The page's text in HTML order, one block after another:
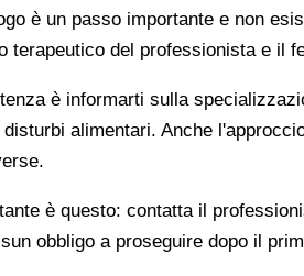
è un passo importante e non
terapeutico del professionista e il
è informarti sulla
alimentari. Anche
è questo: contatta il
obbligo a proseguire dopo il